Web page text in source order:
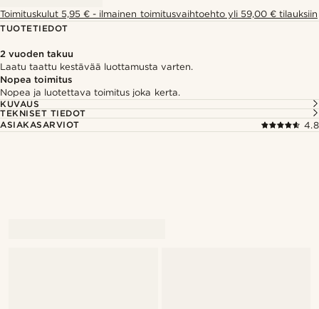
Toimituskulut 5,95 € - ilmainen toimitusvaihtoehto yli 59,00 € tilauksiin
TUOTETIEDOT
2 vuoden takuu
Laatu taattu kestävää luottamusta varten.
Nopea toimitus
Nopea ja luotettava toimitus joka kerta.
KUVAUS
TEKNISET TIEDOT
ASIAKASARVIOT
4.8